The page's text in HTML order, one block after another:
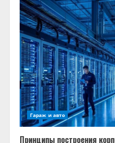
Гараж и авто
Принципы построения